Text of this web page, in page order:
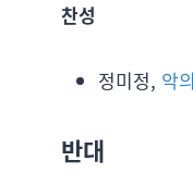
찬성
정미정, 악
반대